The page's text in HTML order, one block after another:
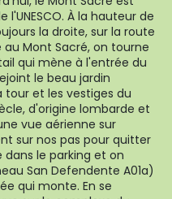
À la hauteur de
la droite, sur la route
Mont Sacré, on tourne
qui mène à l'entrée du
le beau jardin
et les vestiges du
d'origine lombarde et
vue aérienne sur
sur nos pas pour quitter
dans le parking et on
San Defendente A01a)
qui monte. En se